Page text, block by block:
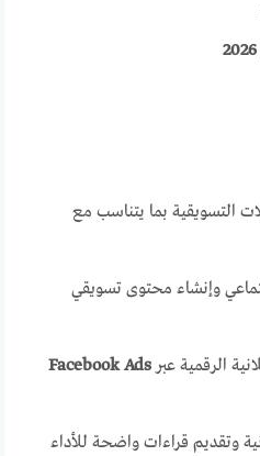
التسويقية بما يتناسب مع
وإنشاء محتوى تسويقي
الرقمية عبرFacebook Ads
وتقديم قراءات واضحة للأداء